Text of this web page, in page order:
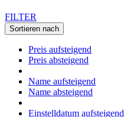
FILTER
Sortieren nach
Preis aufsteigend
Preis absteigend
Name aufsteigend
Name absteigend
Einstelldatum aufsteigend